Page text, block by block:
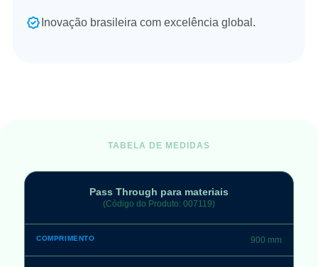
Inovação brasileira com excelência global.
TABELA DE MEDIDAS
Pass Through para materiais
(Código do Produto: 007119)
900 mm